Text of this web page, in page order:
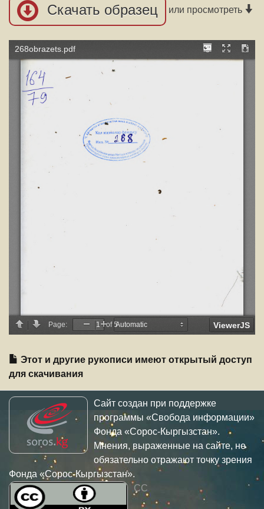
Скачать образец или просмотреть
Этот и другие рукописи имеют открытый доступ
для скачивания
Сайт создан при поддержке
программы «Свобода информации»
Фонда «Сорос-Кыргызстан».
Мнения, выраженные на сайте, не
обязательно отражают точку зрения
Фонда «Сорос-Кыргызстан».
CC